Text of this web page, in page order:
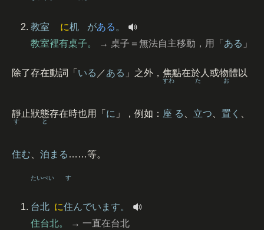
教室 に机 がある 。
教室裡有桌子。
→ 桌子＝無法自主移動，用「 ある 」
除了存在動詞「 いる ／ある 」之外，焦點在於人或物體以
靜止狀態存在時也用「 に 」，例如： 座
すわ
る 立
た
つ 置
お
く
住
す
む 泊
と
まる ……等。
台北
たいぺい
に住
す
んでいます。
住台北。
→ 一直在台北